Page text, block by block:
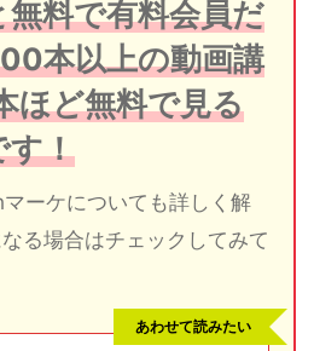
料で有料会員だ
本以上の動画講
ほど無料で見る
す！
ーケについても詳しく解
る場合はチェックしてみて
あわせて読みたい